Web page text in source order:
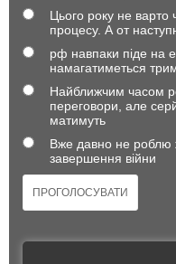
Цього року не варто
процесу. А от
рф навпаки піде на
намагатиметься
Найближчим часом
переговори, але
матимуть
Вже давно не роблю
завершення війни